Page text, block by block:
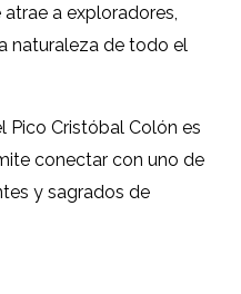
a exploradores,
naturaleza de todo el
Pico Cristóbal Colón es
conectar con uno de
y sagrados de